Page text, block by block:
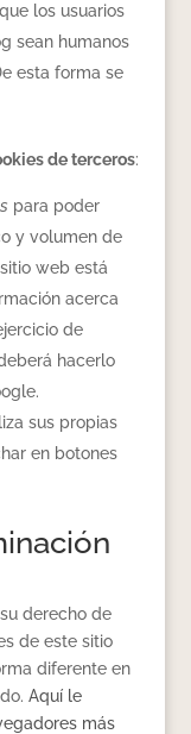
los usuarios
sean humanos
esta forma se
de terceros:
para poder
y volumen de
web está
acerca
de
hacerlo
sus propias
en botones
derecho de
de este sitio
diferente en
Aquí le
más